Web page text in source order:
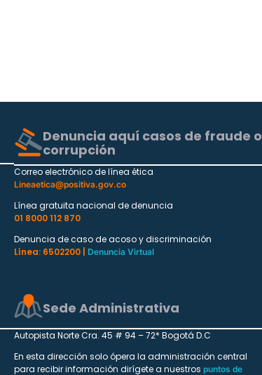
Denuncia aquí casos de fraude o
corrupción
Correo electrónico de línea ética
Lineaetica@positiva.gov.co
Línea gratuita nacional de denuncia
01 8000 112 870
Denuncia de caso de acoso y discriminación
Línea: 6502200 |
Denuncia Virtual
Sede Administrativa
Autopista Norte Cra. 45 # 94 – 72* Bogotá D.C
En esta dirección solo ópera la administración central
para recibir información dirígete a nuestros puntos de